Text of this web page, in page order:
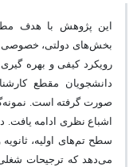
این پژوهش با هدف
بخش‌های دولتی، خصوصی
دانشجویان مقطع
صورت گرفته است.
اشباع نظری ادامه یافت.
سطح تم‌های اولیه،
می‌دهد که ترجیحات شغلی